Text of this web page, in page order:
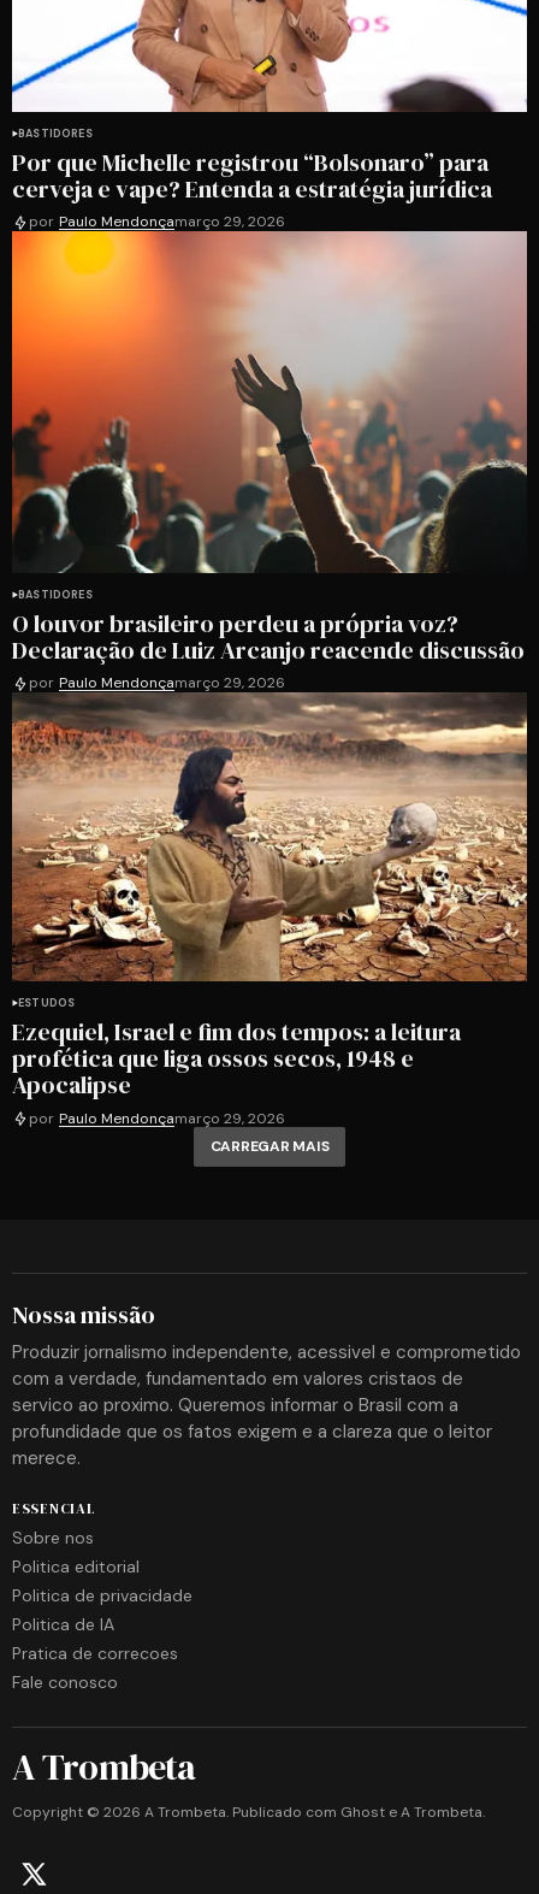
BASTIDORES
Por que Michelle registrou “Bolsonaro” para
cerveja e vape? Entenda a estratégia jurídica
por Paulo Mendonçamarço 29, 2026
BASTIDORES
O louvor brasileiro perdeu a própria voz?
Declaração de Luiz Arcanjo reacende discussão
por Paulo Mendonçamarço 29, 2026
ESTUDOS
Ezequiel, Israel e fim dos tempos: a leitura
profética que liga ossos secos, 1948 e
Apocalipse
por Paulo Mendonçamarço 29, 2026
CARREGAR MAIS
Nossa missão
Produzir jornalismo independente, acessivel e comprometido
com a verdade, fundamentado em valores cristaos de
servico ao proximo. Queremos informar o Brasil com a
profundidade que os fatos exigem e a clareza que o leitor
merece.
ESSENCIAL
Sobre nos
Politica editorial
Politica de privacidade
Politica de IA
Pratica de correcoes
Fale conosco
A Trombeta
Copyright © 2026 A Trombeta. Publicado com Ghost eA Trombeta.